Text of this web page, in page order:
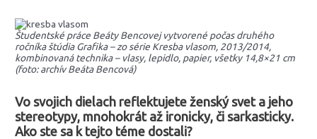
Študentské práce Beáty Bencovej vytvorené počas druhého
ročníka štúdia Grafika – zo série Kresba vlasom, 2013/2014,
kombinovaná technika – vlasy, lepidlo, papier, všetky 14,8×21 cm
(foto: archív Beáta Bencová)
Vo svojich dielach reflektujete ženský svet a jeho
stereotypy, mnohokrát až ironicky, či sarkasticky.
Ako ste sa k tejto téme dostali?